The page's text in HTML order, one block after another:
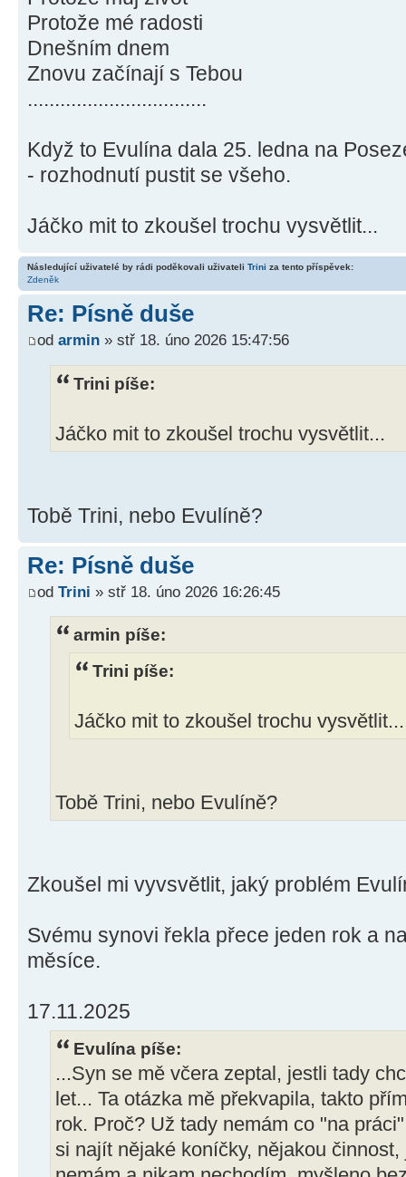
Protože mé radosti
Dnešním dnem
Znovu začínají s Tebou
.................................
Když to Evulína dala 25. ledna na
- rozhodnutí pustit se všeho.
Jáčko mit to zkoušel trochu vysvětlit...
Následující uživatelé by rádi poděkovali uživateli Trini za tento příspěvek:
Zdeněk
Re: Písně duše
od armin » stř 18. úno 2026 15:47:56
Trini píše:
Jáčko mit to zkoušel trochu vysvětlit...
Tobě Trini, nebo Evulíně?
Re: Písně duše
od Trini » stř 18. úno 2026 16:26:45
armin píše:
Trini píše:
Jáčko mit to zkoušel trochu vysvětlit...
Tobě Trini, nebo Evulíně?
Zkoušel mi vyvsvětlit, jaký problém
Svému synovi řekla přece jeden rok a
měsíce.
17.11.2025
Evulína píše:
...Syn se mě včera zeptal, jestli tady
let... Ta otázka mě překvapila, takto
rok. Proč? Už tady nemám co "na
si najít nějaké koníčky, nějakou